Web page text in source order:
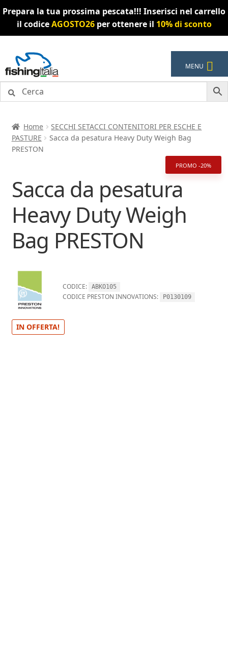
Prepara la tua prossima pescata!!! Inserisci nel carrello
il codiceAGOSTO26per ottenere il 10% di sconto
alla
navigazione
al
contenuto
MENU
Home
SECCHI SETACCI CONTENITORI PER ESCHE E
PASTURE
Sacca da pesatura Heavy Duty Weigh Bag
PRESTON
PROMO -20%
Sacca da pesatura
Heavy Duty Weigh
Bag PRESTON
CODICE: ABKO105
CODICE PRESTON INNOVATIONS: P0130109
IN OFFERTA!